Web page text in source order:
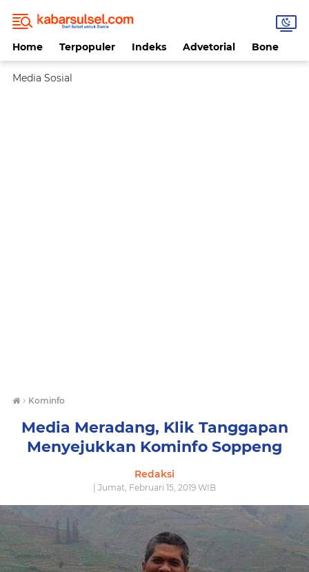
Home Terpopuler Indeks Advetorial Bone
Media Sosial
› Kominfo
Media Meradang, Klik Tanggapan
Menyejukkan Kominfo Soppeng
Redaksi
| Jumat, Februari 15, 2019 WIB